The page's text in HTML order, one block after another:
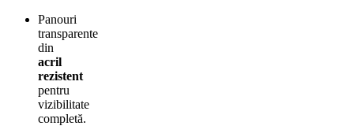
Panouri
transparente
din
acril
rezistent
pentru
vizibilitate
completă.